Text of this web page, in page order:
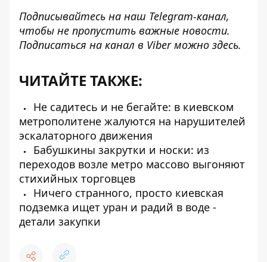
Подписывайтесь на наш Telegram-канал,
чтобы не пропустить важные новости.
Подписаться на канал в Viber можно здесь.
ЧИТАЙТЕ ТАКЖЕ:
Не садитесь и не бегайте: в киевском
метрополитене жалуются на нарушителей
эскалаторного движения
Бабушкины закрутки и носки: из
переходов возле метро массово выгоняют
стихийных торговцев
Ничего странного, просто киевская
подземка ищет уран и радий в воде -
детали закупки